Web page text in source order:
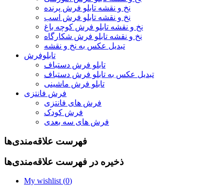
نخ و نقشه تابلو فرش پرنده
نخ و نقشه تابلو فرش اسب
نخ و نقشه تابلو فرش کوچه باغ
نخ و نقشه تابلو فرش شکارگاه
تبدیل عکس به نخ و نقشه
تابلوفرش
تابلو فرش دستباف
تبدیل عکس به تابلو فرش دستباف
تابلو فرش ماشینی
فرش فانتزی
فرش های فانتزی
فرش کودک
فرش های سه بعدی
فهرست علاقه‌مندی‌ها
ذخیره در فهرست علاقه‌مندی‌ها
My wishlist (0)